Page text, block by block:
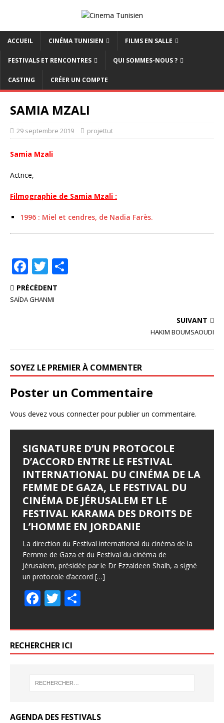
ACCUEIL CINÉMA TUNISIEN FILMS EN SALLE
FESTIVALS ET RENCONTRES QUI SOMMES-NOUS ?
CASTING CRÉER UN COMPTE
SAMIA MZALI
29 septembre 2019 projettut
Samia Mzali
Actrice,
Filmographie de Samia Mzali :
1996 : Miel et cendres, de Nadia Farès.
F
a
c
o
k
T
w
it
PRÉCÉDENT
SAÏDA GHANMI
SUIVANT
HAKIM BOUMSAOUDI
SOYEZ LE PREMIER À COMMENTER
Poster un Commentaire
Vous devez vous connecterpour publier un commentaire.
SIGNATURE D’UN PROTOCOLE
D’ACCORD ENTRE LE FESTIVAL
INTERNATIONAL DU CINÉMA DE LA
FEMME DE GAZA, LE FESTIVAL DU
CINÉMA DE JÉRUSALEM ET LE
FESTIVAL KARAMA DES DROITS DE
L’HOMME EN JORDANIE
La direction du Festival international du cinéma de la
Femme de Gaza et du Festival du cinéma de
Jérusalem, présidée par le Dr Ezzaldeen Shalh, a signé
un protocole d’accord […]
F
e
b
o
T
itt
er
ta
RECHERCHER ICI
AGENDA DES FESTIVALS